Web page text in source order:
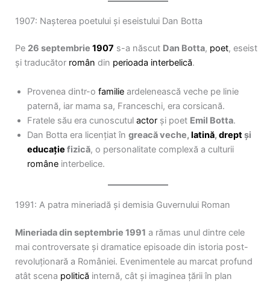
1907: Nașterea poetului și eseistului Dan Botta
Pe 26 septembrie 1907 s-a născut Dan Botta, poet, eseist
și traducător român din perioada interbelică.
Provenea dintr-o familie ardelenească veche pe linie
paternă, iar mama sa, Franceschi, era corsicană.
Fratele său era cunoscutul actor și poet Emil Botta.
Dan Botta era licențiat în greacă veche, latină, dreptși
educație fizică, o personalitate complexă a culturii
române interbelice.
1991: A patra mineriadă și demisia Guvernului Roman
Mineriada din septembrie 1991 a rămas unul dintre cele
mai controversate și dramatice episoade din istoria post-
revoluționară a României. Evenimentele au marcat profund
atât scena politică internă, cât și imaginea țării în plan